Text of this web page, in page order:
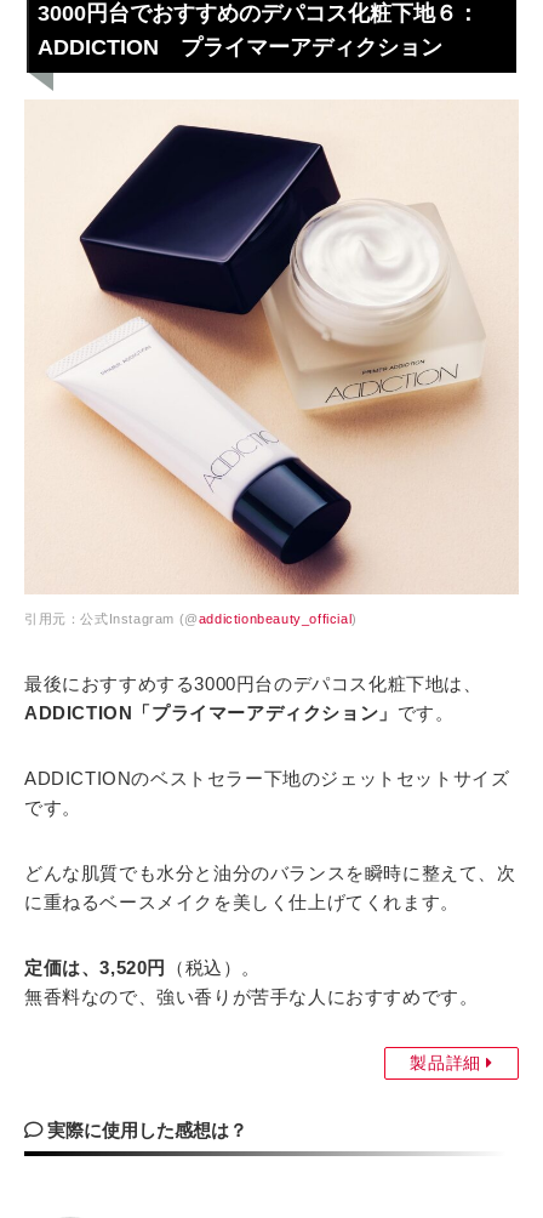
3000円台でおすすめのデパコス化粧下地６：
ADDICTION プライマーアディクション
引用元：公式Instagram (@addictionbeauty_official)
最後におすすめする3000円台のデパコス化粧下地は、
ADDICTION「プライマーアディクション」 です。
ADDICTIONのベストセラー下地のジェットセットサイズ
です。
どんな肌質でも水分と油分のバランスを瞬時に整えて、次
に重ねるベースメイクを美しく仕上げてくれます。
定価は、3,520円
（税込）。
無香料なので、強い香りが苦手な人におすすめです。
製品詳細
実際に使用した感想は？